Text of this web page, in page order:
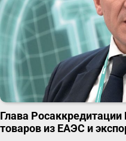
Глава
товаров из ЕАЭС и